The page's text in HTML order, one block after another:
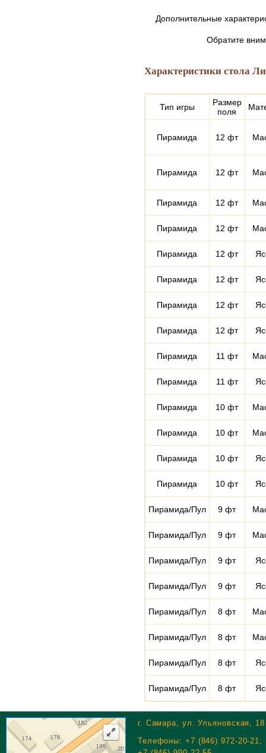
Дополнительные
Обратите
Характеристики стола
Тип игры
Размер
поля
Пирамида 12 фт
Пирамида 12 фт
Пирамида 12 фт
Пирамида 12 фт
Пирамида 12 фт
Пирамида 12 фт
Пирамида 12 фт
Пирамида 12 фт
Пирамида 11 фт
Пирамида 11 фт
Пирамида 10 фт
Пирамида 10 фт
Пирамида 10 фт
Пирамида 10 фт
Пирамида/Пул 9 фт
Пирамида/Пул 9 фт
Пирамида/Пул 9 фт
Пирамида/Пул 9 фт
Пирамида/Пул 8 фт
Пирамида/Пул 8 фт
Пирамида/Пул 8 фт
Пирамида/Пул 8 фт
г. Самара, ул. Ульяновская,
Телефоны: +7 (846) 972-20-21,